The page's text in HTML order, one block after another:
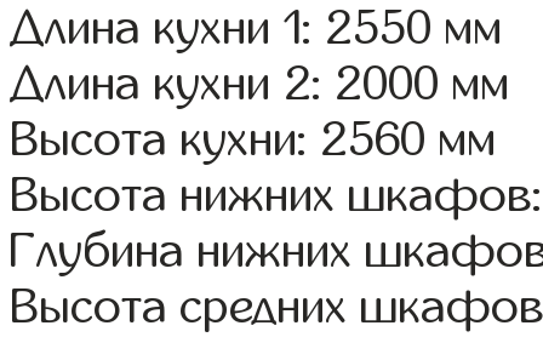
Длина кухни 1: 2550 мм
Длина кухни 2: 2000 мм
Высота кухни: 2560 мм
Высота нижних
Глубина нижних
Высота средних